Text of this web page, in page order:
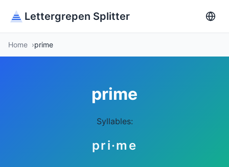
Lettergrepen Splitter
Home prime
prime
Syllables:
pri·me